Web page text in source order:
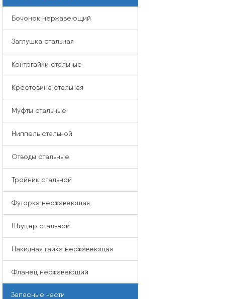
Бочонок нержавеющий
Заглушка стальная
Контргайки стальные
Крестовина стальная
Муфты стальные
Ниппель стальной
Отводы стальные
Тройник стальной
Футорка нержавеющая
Штуцер стальной
Накидная гайка нержавеющая
Фланец нержавеющий
Запасные части